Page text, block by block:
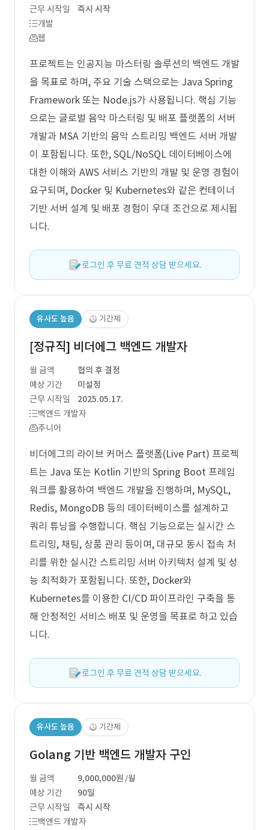
근무 시작일
즉시 시작
개발
웹
프로젝트는 인공지능 마스터링 솔루션의 백엔드 개발
을 목표로 하며, 주요 기술 스택으로는 Java Spring
Framework 또는 Node.js가 사용됩니다. 핵심 기능
으로는 글로벌 음악 마스터링 및 배포 플랫폼의 서버
개발과 MSA 기반의 음악 스트리밍 백엔드 서버 개발
이 포함됩니다. 또한, SQL/NoSQL 데이터베이스에
대한 이해와 AWS 서비스 기반의 개발 및 운영 경험이
요구되며, Docker 및 Kubernetes와 같은 컨테이너
기반 서버 설계 및 배포 경험이 우대 조건으로 제시됩
니다.
로그인 후 무료 견적 상담 받으세요.
유사도 높음 기간제
[정규직] 비더에그 백엔드 개발자
월 금액
협의 후 결정
예상 기간
미설정
근무 시작일
2025.05.17.
백엔드 개발자
주니어
비더에그의 라이브 커머스 플랫폼(Live Part) 프로젝
트는 Java 또는 Kotlin 기반의 Spring Boot 프레임
워크를 활용하여 백엔드 개발을 진행하며, MySQL,
Redis, MongoDB 등의 데이터베이스를 설계하고
쿼리 튜닝을 수행합니다. 핵심 기능으로는 실시간 스
트리밍, 채팅, 상품 관리 등이며, 대규모 동시 접속 처
리를 위한 실시간 스트리밍 서버 아키텍처 설계 및 성
능 최적화가 포함됩니다. 또한, Docker와
Kubernetes를 이용한 CI/CD 파이프라인 구축을 통
해 안정적인 서비스 배포 및 운영을 목표로 하고 있습
니다.
로그인 후 무료 견적 상담 받으세요.
유사도 높음 기간제
Golang 기반 백엔드 개발자 구인
월 금액 9,000,000원 /월
예상 기간
90일
근무 시작일
즉시 시작
백엔드 개발자